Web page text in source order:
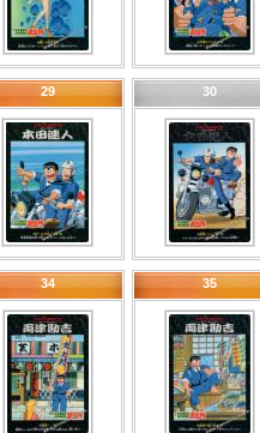
29 30
34 35